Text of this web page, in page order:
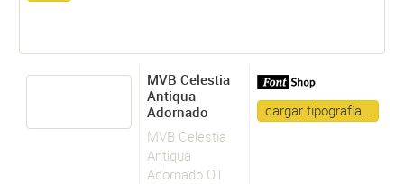
MVB Celestia
Antiqua
Adornado
MVB Celestia
Antiqua
Adornado OT
cargar tipografía…